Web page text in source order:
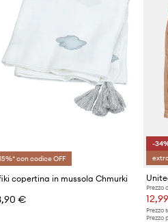
con codice OFF
copertina in mussola Chmurki
€
-
Prezzo
Prezzo
Prezzo